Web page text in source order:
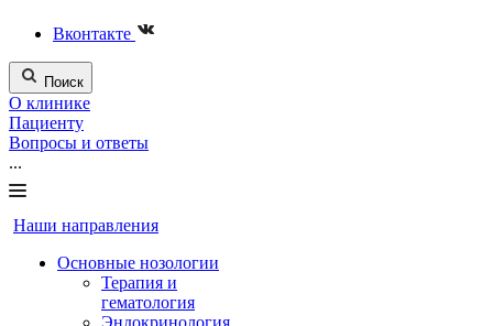
Вконтакте
Поиск
О клинике
Пациенту
Вопросы и ответы
...
Наши направления
Основные нозологии
Терапия и
гематология
Эндокринология